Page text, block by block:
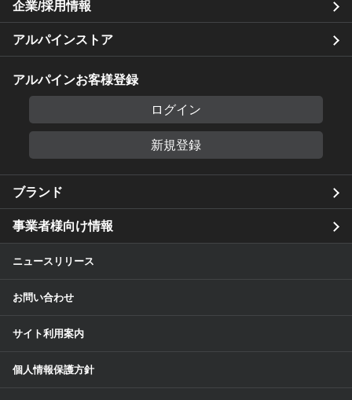
企業/採用情報
アルパインストア
アルパインお客様登録
ログイン
新規登録
ブランド
事業者様向け情報
ニュースリリース
お問い合わせ
サイト利用案内
個人情報保護方針